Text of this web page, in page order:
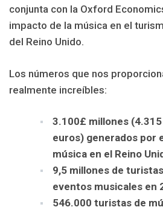
conjunta con la Oxford
impacto de la música en el
del Reino Unido.
Los números que nos
realmente increíbles:
3.100£ millones
euros) generados por
música en el Reino
9,5 millones de
eventos musicales en
546.000 turistas de